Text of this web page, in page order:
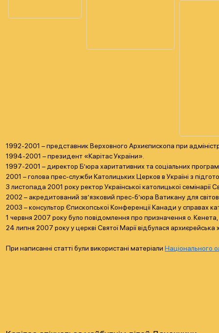
1992-2001 – представник Верховного Архиєпископа при
1994-2001 – президент «Карітас України».
1997-2001 – директор Б’юра харитативних та соціальних програм
2001 – голова прес-служби Католицьких Церков в Україні з
З листопада 2001 року ректор Української католицької семінарії
2002 – акредитований зв’язковий прес-б’юра Ватикану для
2003 – консультор Єпископської Конференції Канади у справах
1 червня 2007 року було повідомлення про призначення о.
24 липня 2007 року у церкві Святої Марії відбулася
При написанні статті були використані матеріали Національного